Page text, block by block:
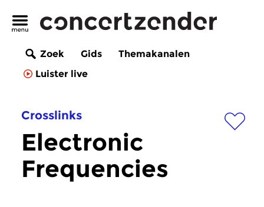
Zoek Gids
Themakanalen
Luister live
Crosslinks
Electronic
Frequencies